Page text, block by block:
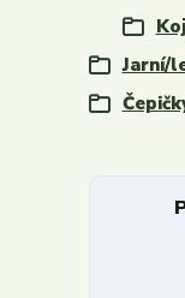
Jarní/